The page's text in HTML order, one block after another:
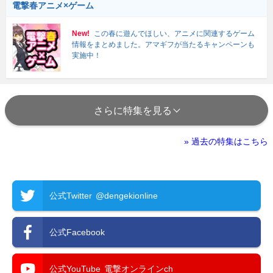
電撃春アニメ×ゲーム
New!
この春に遊んでほしい、アニメに関連するゲーム
情報をまとめました。アマギフが当たるキャンペーンも
実施中！
さらに特集を見る
» 過去の特集はこちら
公式Twitter @dengekionline
公式Facebook
公式YouTube 電撃オンラインch